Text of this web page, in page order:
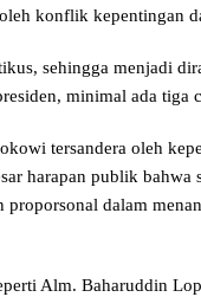
konflik kepentingan
sehingga menjadi
minimal ada tiga
tersandera oleh
harapan publik
dalam
Alm. Baharuddin